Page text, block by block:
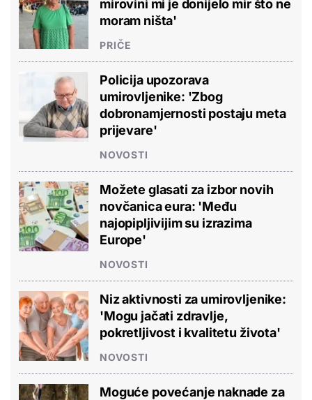
mirovini mi je donijelo mir što ne
moram ništa'
PRIČE
Policija upozorava
umirovljenike: 'Zbog
dobronamjernosti postaju meta
prijevare'
NOVOSTI
Možete glasati za izbor novih
novčanica eura: 'Među
najopipljivijim su izrazima
Europe'
NOVOSTI
Niz aktivnosti za umirovljenike:
'Mogu jačati zdravlje,
pokretljivost i kvalitetu života'
NOVOSTI
Moguće povećanje naknade za